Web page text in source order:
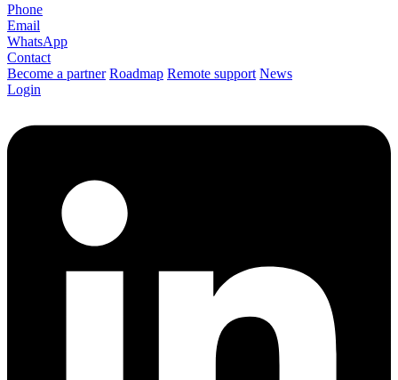
Phone
Email
WhatsApp
Contact
Become a partner Roadmap Remote support News
Login